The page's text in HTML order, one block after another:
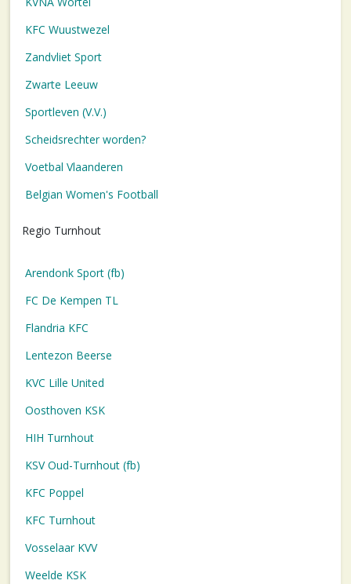
KFC Wuustwezel
Zandvliet Sport
Zwarte Leeuw
Sportleven (V.V.)
Scheidsrechter worden?
Voetbal Vlaanderen
Belgian Women's Football
Regio Turnhout
Arendonk Sport (fb)
FC De Kempen TL
Flandria KFC
Lentezon Beerse
KVC Lille United
Oosthoven KSK
HIH Turnhout
KSV Oud-Turnhout (fb)
KFC Poppel
KFC Turnhout
Vosselaar KVV
Weelde KSK